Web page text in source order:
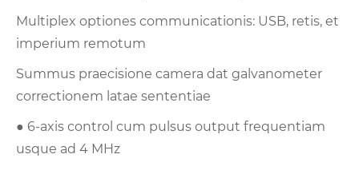
Multiplex optiones communicationis: USB, retis, et
imperium remotum
Summus praecisione camera dat galvanometer
correctionem latae sententiae
● 6-axis control cum pulsus output frequentiam
usque ad 4 MHz